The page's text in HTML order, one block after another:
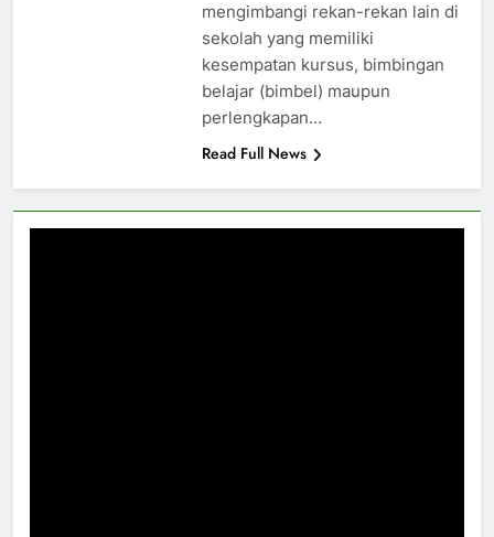
mengimbangi rekan-rekan lain di
sekolah yang memiliki
kesempatan kursus, bimbingan
belajar (bimbel) maupun
perlengkapan…
Read Full News